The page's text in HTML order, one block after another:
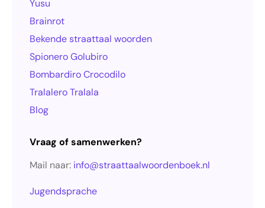
Yusu
Brainrot
Bekende straattaal woorden
Spionero Golubiro
Bombardiro Crocodilo
Tralalero Tralala
Blog
Vraag of samenwerken?
Mail naar: info@straattaalwoordenboek.nl
Jugendsprache